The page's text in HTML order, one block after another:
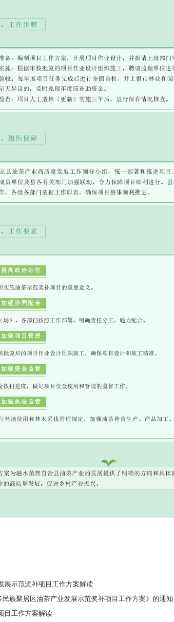
展示范奖补项目工作方案解读
族聚居区油茶产业发展示范奖补项目工作方案》的通知
目工作方案解读